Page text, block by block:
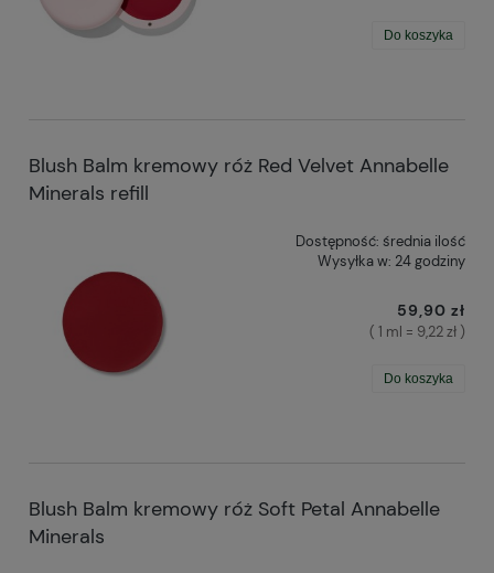
Do koszyka
Blush Balm kremowy róż Red Velvet Annabelle
Minerals refill
Dostępność: średnia ilość
Wysyłka w: 24 godziny
59,90 zł
( 1 ml = 9,22 zł )
Do koszyka
Blush Balm kremowy róż Soft Petal Annabelle
Minerals